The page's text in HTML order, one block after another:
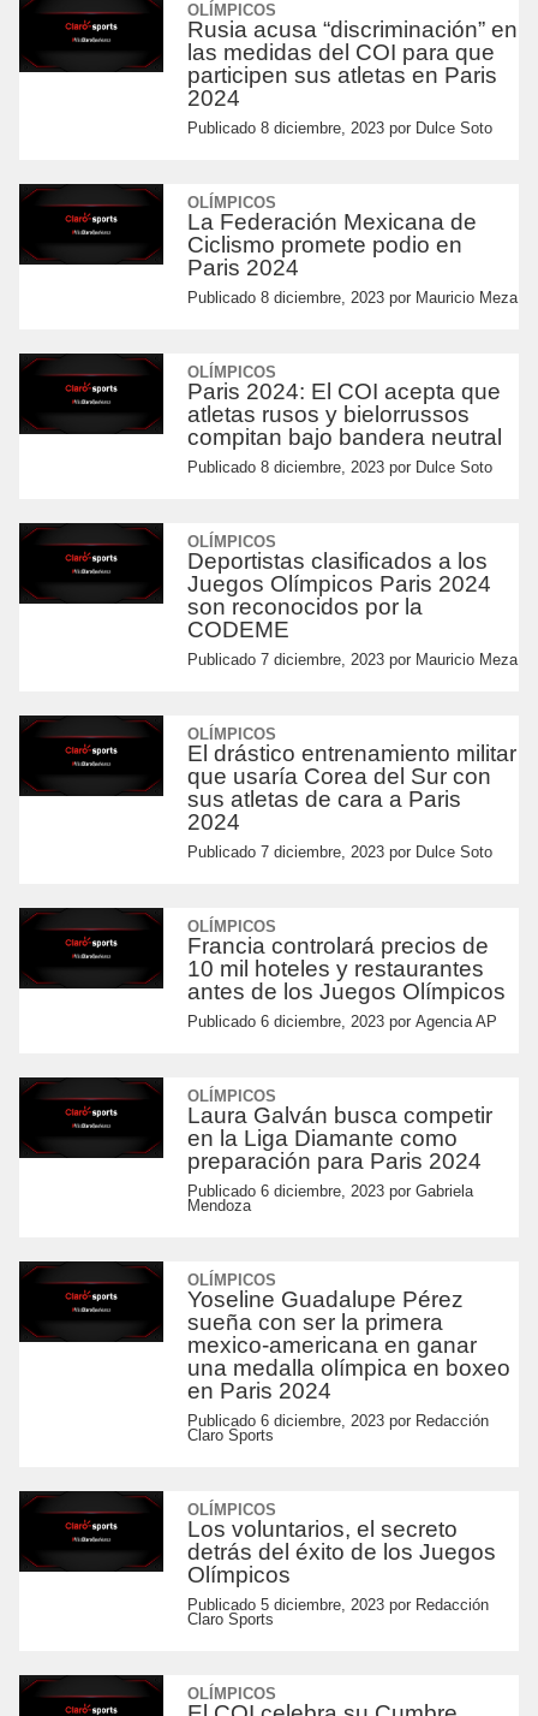
OLÍMPICOS
Rusia acusa “discriminación” en
las medidas del COI para que
participen sus atletas en Paris
2024
Publicado 8 diciembre, 2023por Dulce Soto
OLÍMPICOS
La Federación Mexicana de
Ciclismo promete podio en
Paris 2024
Publicado 8 diciembre, 2023por Mauricio Meza
OLÍMPICOS
Paris 2024: El COI acepta que
atletas rusos y bielorrussos
compitan bajo bandera neutral
Publicado 8 diciembre, 2023por Dulce Soto
OLÍMPICOS
Deportistas clasificados a los
Juegos Olímpicos Paris 2024
son reconocidos por la
CODEME
Publicado 7 diciembre, 2023por Mauricio Meza
OLÍMPICOS
El drástico entrenamiento militar
que usaría Corea del Sur con
sus atletas de cara a Paris
2024
Publicado 7 diciembre, 2023por Dulce Soto
OLÍMPICOS
Francia controlará precios de
10 mil hoteles y restaurantes
antes de los Juegos Olímpicos
Publicado 6 diciembre, 2023por Agencia AP
OLÍMPICOS
Laura Galván busca competir
en la Liga Diamante como
preparación para Paris 2024
Publicado 6 diciembre, 2023por Gabriela
Mendoza
OLÍMPICOS
Yoseline Guadalupe Pérez
sueña con ser la primera
mexico-americana en ganar
una medalla olímpica en boxeo
en Paris 2024
Publicado 6 diciembre, 2023por Redacción
Claro Sports
OLÍMPICOS
Los voluntarios, el secreto
detrás del éxito de los Juegos
Olímpicos
Publicado 5 diciembre, 2023por Redacción
Claro Sports
OLÍMPICOS